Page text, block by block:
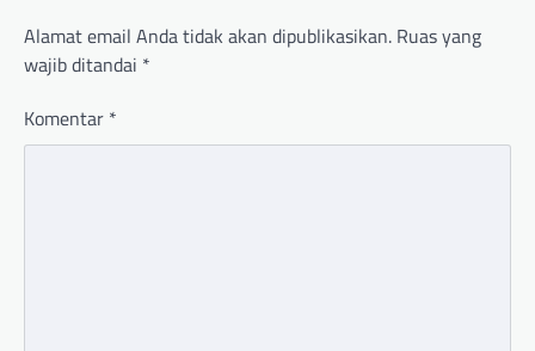
Alamat email Anda tidak akan dipublikasikan. Ruas yang
wajib ditandai *
Komentar *